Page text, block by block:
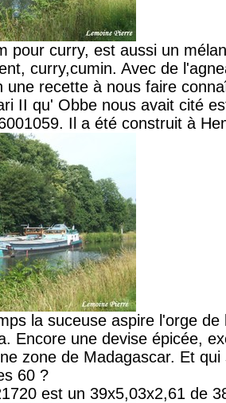
pour curry, est aussi un
curry,cumin. Avec de
une recette à nous faire
II qu' Obbe nous avait cité
Il a été construit à
la suceuse aspire l'orge
Encore une devise épicée,
zone de Madagascar. Et
60 ?
est un 39x5,03x2,61 de